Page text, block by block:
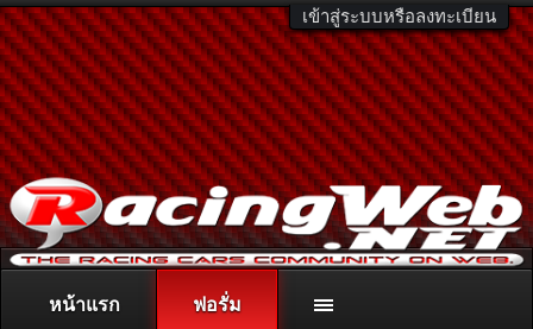
เข้าสู่ระบบหรือลงทะเบียน
ติดต่อลงโฆษณา racingweb@gmail.comหรือโทร. 081-811-1138
หน้าแรก ฟอรั่ม